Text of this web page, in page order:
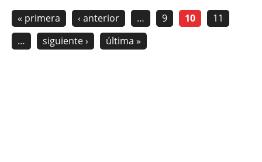
« primera ‹ anterior … 9 10
11
…
siguiente › última »